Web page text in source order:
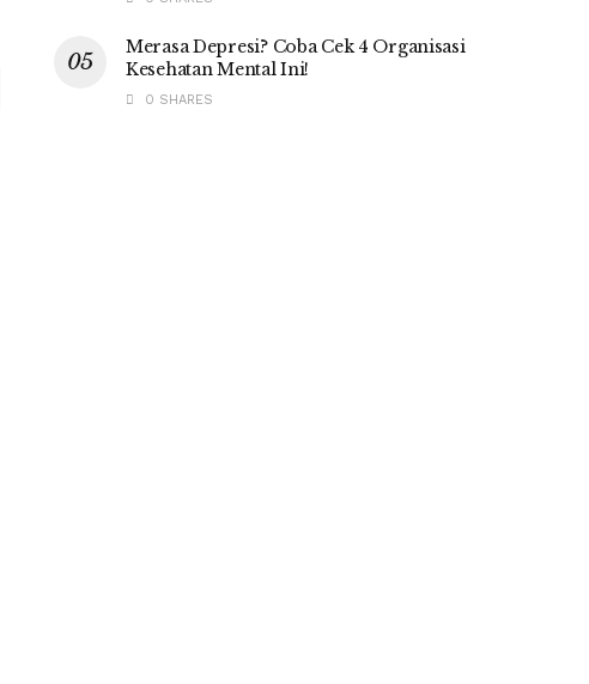
Merasa Depresi? Coba Cek 4 Organisasi
Kesehatan Mental Ini!
0 SHARES